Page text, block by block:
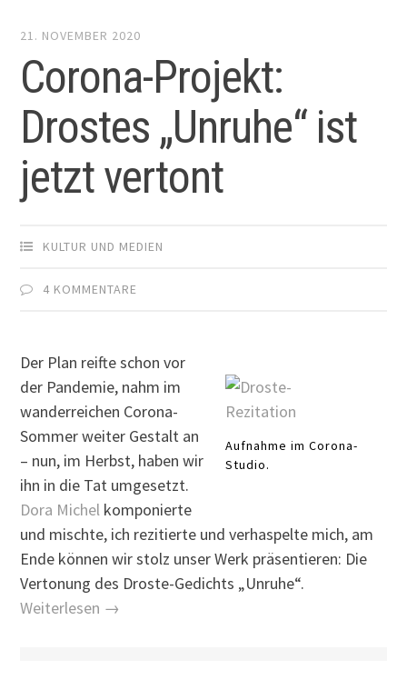
21. NOVEMBER 2020
Corona-Projekt:
Drostes „Unruhe“ ist
jetzt vertont
KULTUR UND MEDIEN
4 KOMMENTARE
Aufnahme im Corona-
Studio.
Der Plan reifte schon vor
der Pandemie, nahm im
wanderreichen Corona-
Sommer weiter Gestalt an
– nun, im Herbst, haben wir
ihn in die Tat umgesetzt.
Dora Michel komponierte
und mischte, ich rezitierte und verhaspelte mich, am
Ende können wir stolz unser Werk präsentieren: Die
Vertonung des Droste-Gedichts „Unruhe“.
Weiterlesen →